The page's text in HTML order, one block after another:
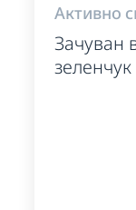
Активно
Зачуван
зеленчук